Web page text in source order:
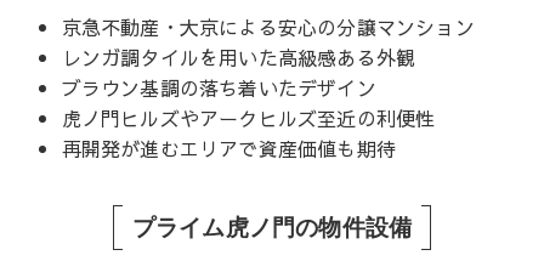
京急不動産・大京による安心の分譲マンション
レンガ調タイルを用いた高級感ある外観
ブラウン基調の落ち着いたデザイン
虎ノ門ヒルズやアークヒルズ至近の利便性
再開発が進むエリアで資産価値も期待
プライム虎ノ門の物件設備